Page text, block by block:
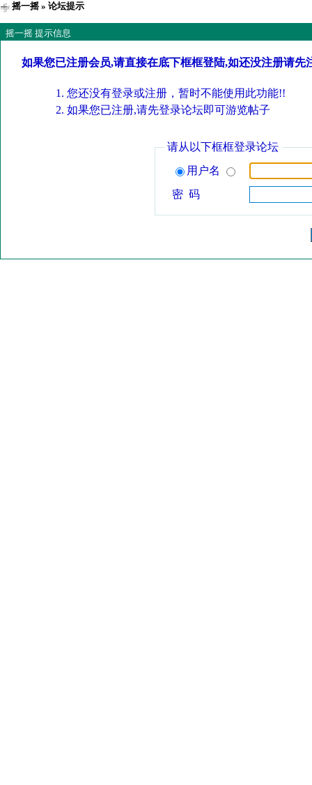
摇一摇» 论坛提示
摇一摇 提示信息
如果您已注册会员,请直接在底下框框登陆,如还没注册请先
您还没有登录或注册，暂时不能使用此功能!!
如果您已注册,请先登录论坛即可游览帖子
请从以下框框登录论坛
用户名
密 码